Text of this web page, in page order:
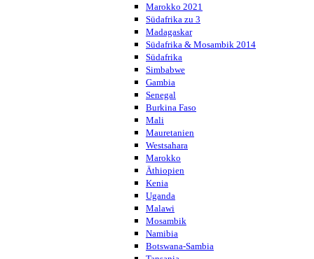
Marokko 2021
Südafrika zu 3
Madagaskar
Südafrika & Mosambik 2014
Südafrika
Simbabwe
Gambia
Senegal
Burkina Faso
Mali
Mauretanien
Westsahara
Marokko
Äthiopien
Kenia
Uganda
Malawi
Mosambik
Namibia
Botswana-Sambia